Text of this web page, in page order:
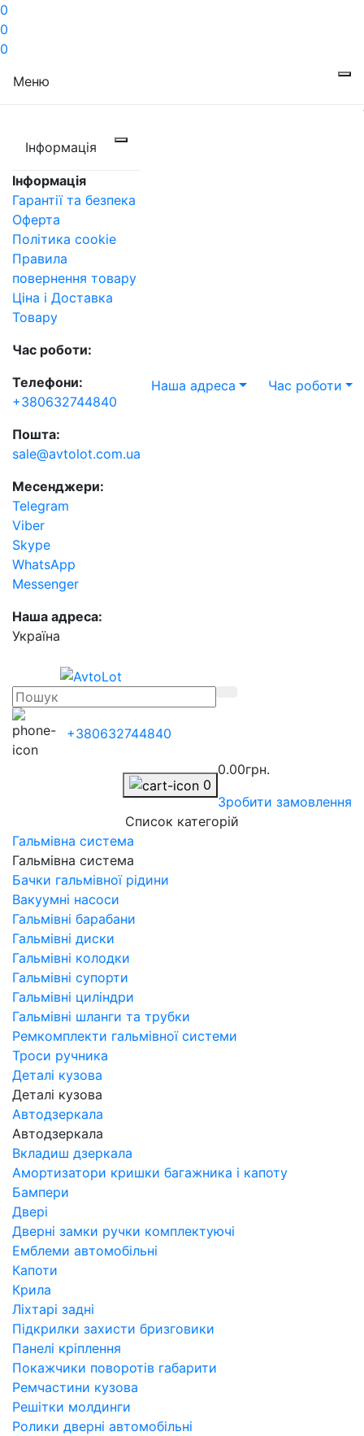
0
0
0
Меню
Інформація
Інформація
Гарантії та безпека
Оферта
Політика cookie
Правила
повернення товару
Ціна і Доставка
Товару
Час роботи:
Телефони:
+380632744840
Пошта:
sale@avtolot.com.ua
Месенджери:
Telegram
Viber
Skype
WhatsApp
Messenger
Наша адреса:
Українa
Наша адреса Час роботи
+380632744840
0
0.00грн.
Зробити замовлення
Список категорій
Гальмівна система
Гальмівна система
Бачки гальмівної рідини
Вакуумні насоси
Гальмівні барабани
Гальмівні диски
Гальмівні колодки
Гальмівні супорти
Гальмівні циліндри
Гальмівні шланги та трубки
Ремкомплекти гальмівної системи
Троси ручника
Деталі кузова
Деталі кузова
Автодзеркала
Автодзеркала
Вкладиш дзеркала
Амортизатори кришки багажника і капоту
Бампери
Двері
Дверні замки ручки комплектуючі
Емблеми автомобільні
Капоти
Крила
Ліхтарі задні
Підкрилки захисти бризговики
Панелі кріплення
Покажчики поворотів габарити
Ремчастини кузова
Решітки молдинги
Ролики дверні автомобільні